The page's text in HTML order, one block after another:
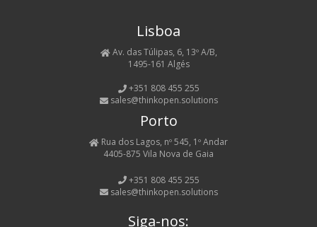
Lisboa
Av. das Túlipas, 6, 13º A/B,
1495-161 Algés
+351 808 455 255
sales@thinkopen.solutions
Porto
Rua dos Lagos, nº 545, 1º Andar
4405-875 Vila Nova de Gaia
+351 808 455 255
sales@thinkopen.solutions
Siga-nos: